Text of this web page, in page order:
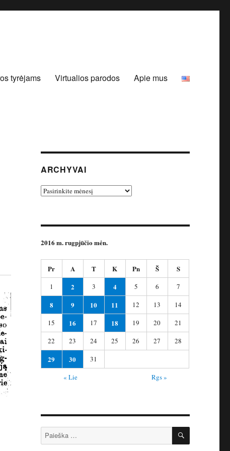
tyrėjams Virtualios parodos Apie mus
ARCHYVAI
Archyvai
2016 m. rugpjūčio mėn.
Pr A T K Pn Š S
1 2 3 4 5 6 7
8 9 10 11 12 13
14
15
16 17 18 19 20
21
22
23 24 25 26 27 28
29 30
31
« Lie
Rgs »
Ieškoti: IEŠKOTI